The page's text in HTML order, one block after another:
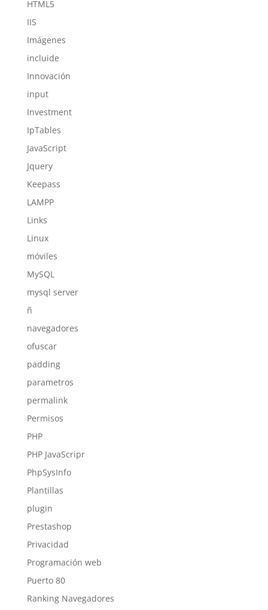
HTML5
IIS
Imágenes
incluide
Innovación
input
Investment
IpTables
JavaScript
Jquery
Keepass
LAMPP
Links
Linux
móviles
MySQL
mysql server
ñ
navegadores
ofuscar
padding
parametros
permalink
Permisos
PHP
PHP JavaScripr
PhpSysInfo
Plantillas
plugin
Prestashop
Privacidad
Programación web
Puerto 80
Ranking Navegadores